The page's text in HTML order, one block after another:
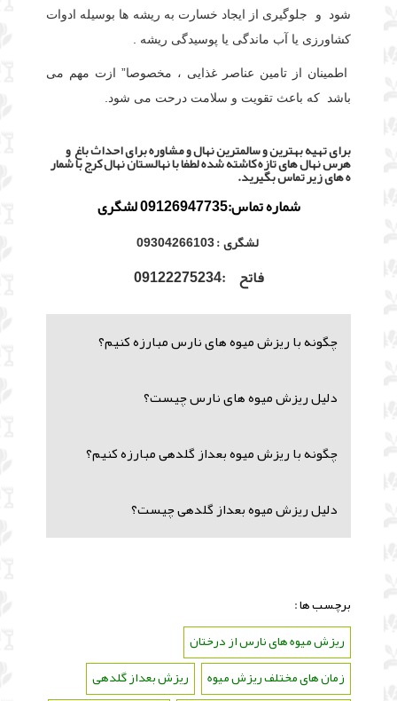
شود و
جلوگیری از ایجاد خسارت به ریشه ها بوسیله ادوات
کشاورزی یا آب ماندگی یا پوسیدگی ریشه .
اطمینان از تامین عناصر غذایی ، مخصوصا” ازت مهم می
باشد که باعث تقویت و سلامت درحت می شود.
برای تهیه بهترین و سالمترین نهال و مشاوره برای احداث باغ و
هرس نهال های تازه کاشته شده لطفا با نهالستان نهال کرج با شمار
ه های زیر تماس بگیرید.
شماره تماس:09126947735 لشگری
لشگری : 09304266103
فاتح :09122275234
چگونه با ریزش میوه های نارس مبارزه کنیم؟
دلیل ریزش میوه های نارس چیست؟
چگونه با ریزش میوه بعداز گلدهی مبارزه کنیم؟
دلیل ریزش میوه بعداز گلدهی چیست؟
برچسب ها :
ریزش میوه های نارس از درختان
زمان های مختلف ریزش میوه
ریزش بعداز گلدهی